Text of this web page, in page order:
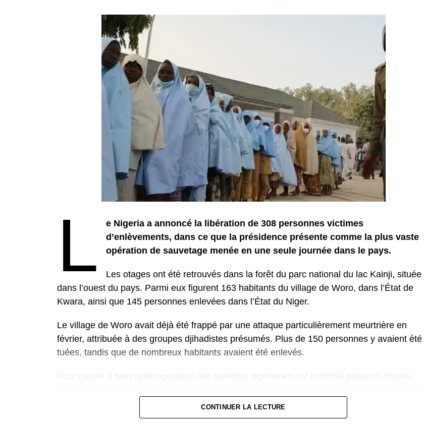
L
e Nigeria a annoncé la libération de 308 personnes victimes
d’enlèvements, dans ce que la présidence présente comme la plus vaste
opération de sauvetage menée en une seule journée dans le pays.
Les otages ont été retrouvés dans la forêt du parc national du lac Kainji, située
dans l’ouest du pays. Parmi eux figurent 163 habitants du village de Woro, dans l’État de
Kwara, ainsi que 145 personnes enlevées dans l’État du Niger.
Le village de Woro avait déjà été frappé par une attaque particulièrement meurtrière en
février, attribuée à des groupes djihadistes présumés. Plus de 150 personnes y avaient été
tuées, tandis que de nombreux habitants avaient été enlevés.
le terrorisme. Cette coordination a permis de localiser et de libérer les otages dans une zone
forestière réputée difficile d’accès.
CONTINUER LA LECTURE